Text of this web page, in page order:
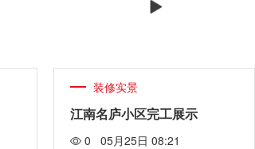
装修实景
江南名庐小区完工展示
0 05月25日 08:21